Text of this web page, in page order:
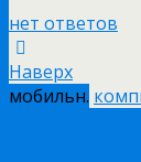
нет ответов
Наверх
мобильн.